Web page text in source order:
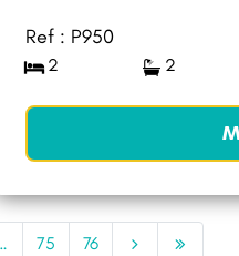
Ref : P950
2 2
75 76